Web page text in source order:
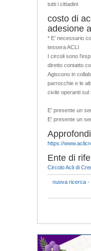
tutti i cittadini
costo di
adesione
* E' necessario
tessera ACLI
I circoli sono
diretto contatto
Agiscono in
parrocchie e le
civile operanti sul
E' presente un
E' presente un
https://
Ente di
Circolo Acli di
nuova ricerca -